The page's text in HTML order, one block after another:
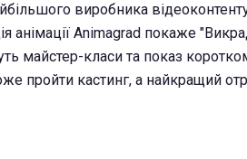
виробника
анімації Animagrad покаже
майстер-класи та показ
пройти кастинг, а найкращий